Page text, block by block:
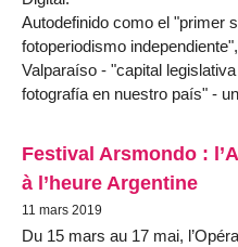
Autodefinido como el "primer
fotoperiodismo
Valparaíso - "capital
fotografía en nuestro país" -
Festival Arsmondo :
à l’heure Argentine
11 mars 2019
Du 15 mars au 17 mai,